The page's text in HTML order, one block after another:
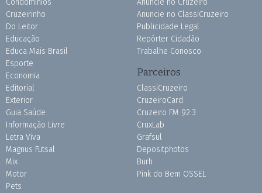
Condomínios
Cruzeirinho
Do Leitor
Educação
Educa Mais Brasil
Esporte
Economia
Editorial
Exterior
Guia Saúde
Informação Livre
Letra Viva
Magnus Futsal
Mix
Motor
Pets
Anuncie no Cruzeiro
Anuncie no ClassiCruzeiro
Publicidade Legal
Repórter Cidadão
Trabalhe Conosco
Parceiros
ClassiCruzeiro
CruzeiroCard
Cruzeiro FM 92.3
CruxLab
Grafsul
Depositphotos
Burh
Pink do Bem OSSEL